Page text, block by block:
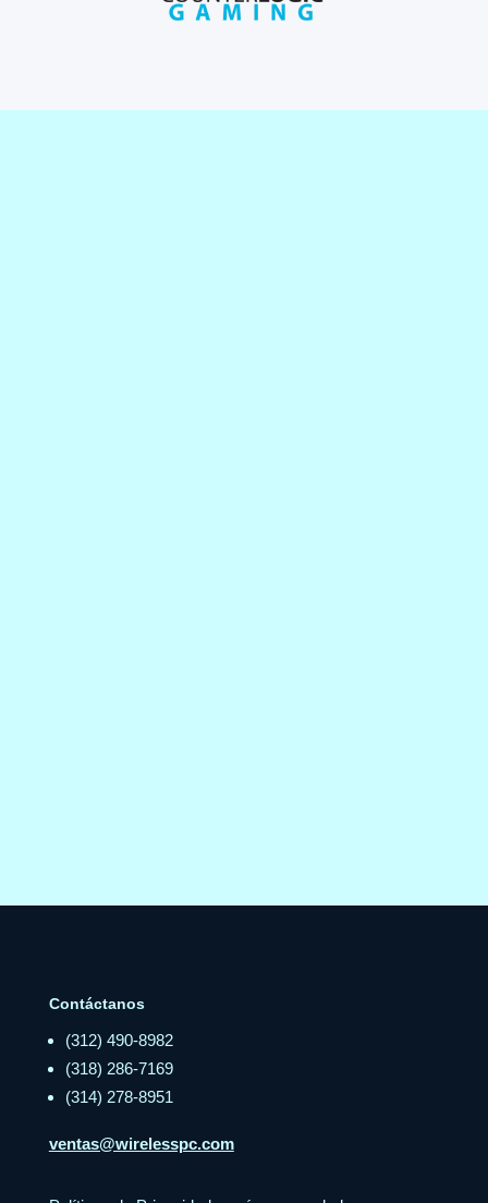
Contáctanos
(312) 490-8982
(318) 286-7169
(314) 278-8951
ventas@wirelesspc.com